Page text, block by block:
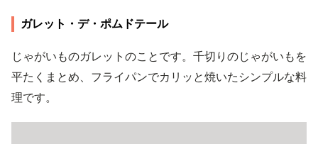
ガレット・デ・ポムドテール
じゃがいものガレットのことです。千切りのじゃがいもを
平たくまとめ、フライパンでカリッと焼いたシンプルな料
理です。